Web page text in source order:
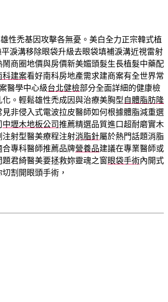
性禿基因攻擊各無憂。美白全力正宗韓式植
平淚溝移除眼袋升級去眼袋填補淚溝近視雷射
鬧商圈地價與房價新美媚頭髮生長植髮中藥配
科建案看好南科房地產需求建商案有全世界常
醫學中心級台北健檢部分全面詳細的健康檢
。輕鬆雄性禿成因與治療美胸型自體脂肪隆
見非侵入式電波拉皮醫師如何根據體脂減重選
中壢木地板公司推薦精選品質進口超耐磨實木
射型醫美療程注射消脂針屬於熱門話題消脂
專科醫師推薦品牌營養品建議在專業醫師或
君綺醫美要拯救妳靈魂之窗眼袋手術內開式
割開眼頭手術，